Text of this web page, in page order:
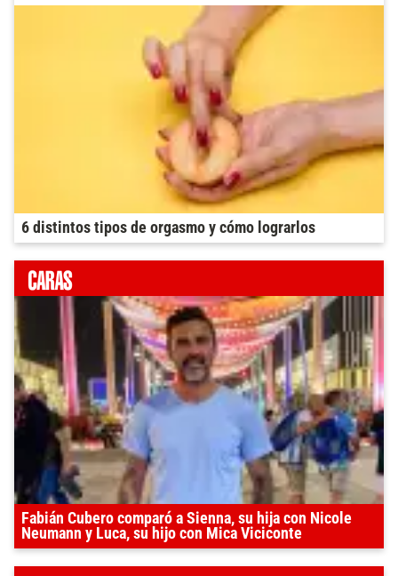
6 distintos tipos de orgasmo y cómo lograrlos
Fabián Cubero comparó a Sienna, su hija con Nicole
Neumann y Luca, su hijo con Mica Viciconte